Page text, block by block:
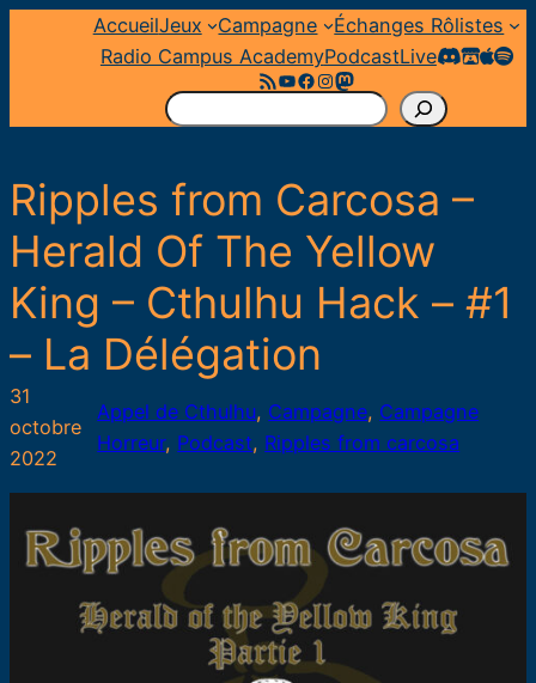
AccueilJeux Campagne
Échanges Rôlistes
Radio Campus AcademyPodcastLive
Flux RSS YouTube Facebook InstagramMastodon
R
h
e
r
c
h
e
Ripples from Carcosa –
Herald Of The Yellow
King – Cthulhu Hack – #1
– La Délégation
31
octobre
2022
Appel de Cthulhu, Campagne, Campagne
Horreur, Podcast, Ripples from carcosa